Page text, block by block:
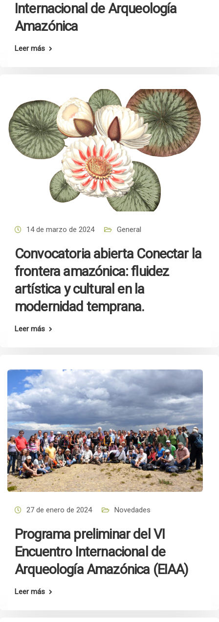
Internacional de Arqueología
Amazónica
Leer más
14 de marzo de 2024 General
Convocatoria abierta Conectar la
frontera amazónica: fluidez
artística y cultural en la
modernidad temprana.
Leer más
27 de enero de 2024 Novedades
Programa preliminar del VI
Encuentro Internacional de
Arqueología Amazónica (EIAA)
Leer más